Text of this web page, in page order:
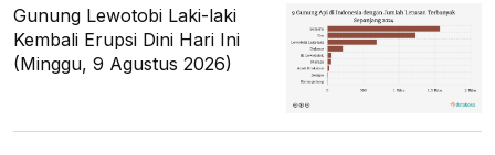
Gunung Lewotobi Laki-laki
Kembali Erupsi Dini Hari Ini
(Minggu, 9 Agustus 2026)